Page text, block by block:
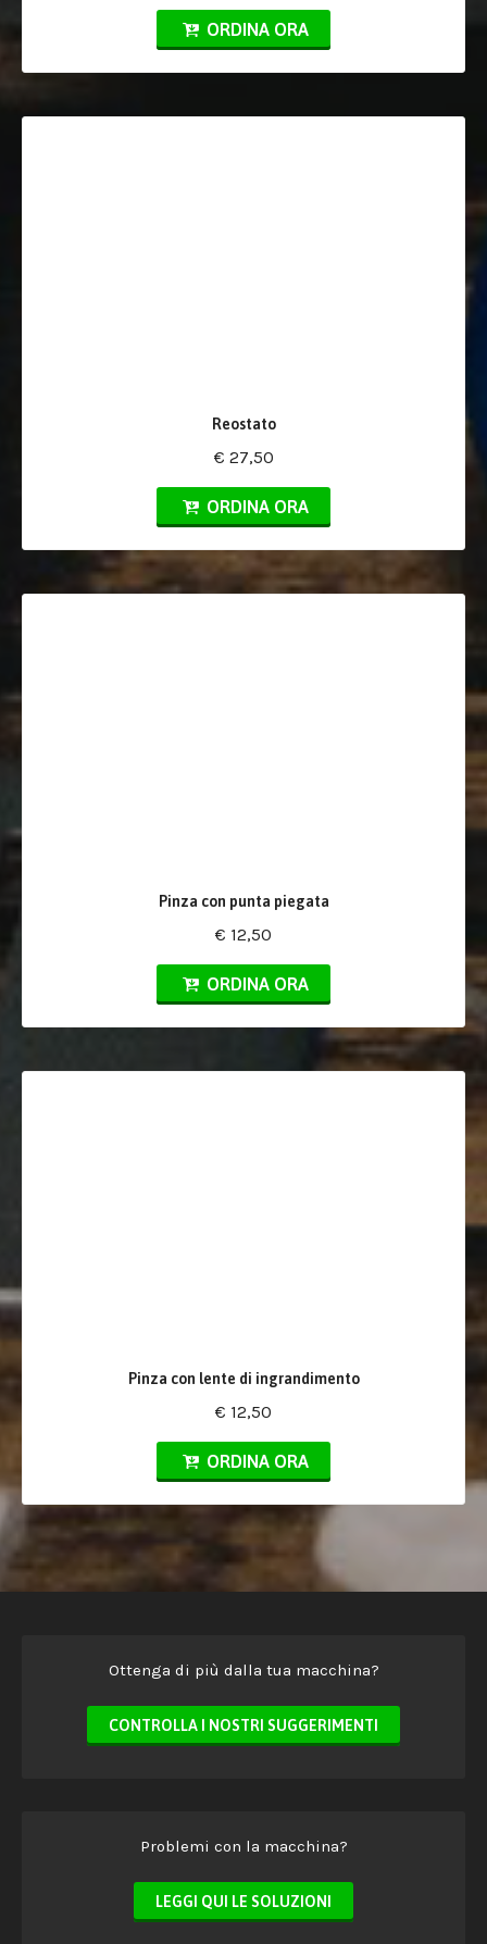
ORDINA ORA
Reostato
€ 27,50
ORDINA ORA
Pinza con punta piegata
€ 12,50
ORDINA ORA
Pinza con lente di ingrandimento
€ 12,50
ORDINA ORA
Ottenga di più dalla tua macchina?
CONTROLLA I NOSTRI SUGGERIMENTI
Problemi con la macchina?
LEGGI QUI LE SOLUZIONI